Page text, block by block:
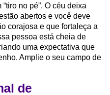
no pé”. O céu deixa
abertos e você deve
corajosa e que fortaleça a
pessoa está cheia de
uma expectativa que
Amplie o seu campo de
de